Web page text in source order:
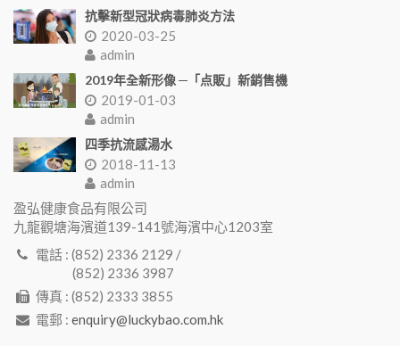
抗擊新型冠狀病毒肺炎方法
2020-03-25
admin
2019年全新形像 ─「点販」新銷售機
2019-01-03
admin
四季抗流感湯水
2018-11-13
admin
盈弘健康食品有限公司
九龍觀塘海濱道139-141號海濱中心1203室
電話 : (852) 2336 2129 /
(852) 2336 3987
傳真 : (852) 2333 3855
電郵 : enquiry@luckybao.com.hk